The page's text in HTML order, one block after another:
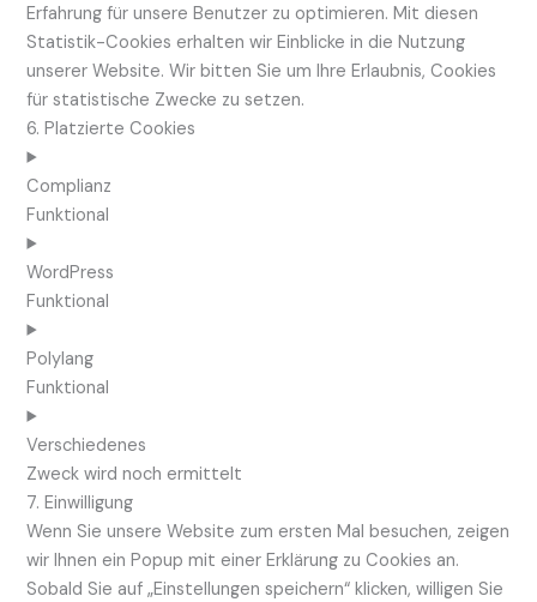
Erfahrung für unsere Benutzer zu optimieren. Mit diesen
Statistik-Cookies erhalten wir Einblicke in die Nutzung
unserer Website. Wir bitten Sie um Ihre Erlaubnis, Cookies
für statistische Zwecke zu setzen.
6. Platzierte Cookies
Complianz
Funktional
WordPress
Funktional
Polylang
Funktional
Verschiedenes
Zweck wird noch ermittelt
7. Einwilligung
Wenn Sie unsere Website zum ersten Mal besuchen, zeigen
wir Ihnen ein Popup mit einer Erklärung zu Cookies an.
Sobald Sie auf „Einstellungen speichern“ klicken, willigen Sie